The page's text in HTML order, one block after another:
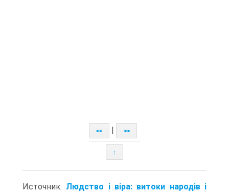
<< >>
↑
Источник: Людство і віра: витоки народів і